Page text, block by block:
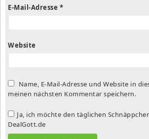
E-Mail-Adresse *
Website
Name, E-Mail-Adresse und Website in
meinen nächsten Kommentar speichern.
Ja, ich möchte den täglichen
DealGott.de